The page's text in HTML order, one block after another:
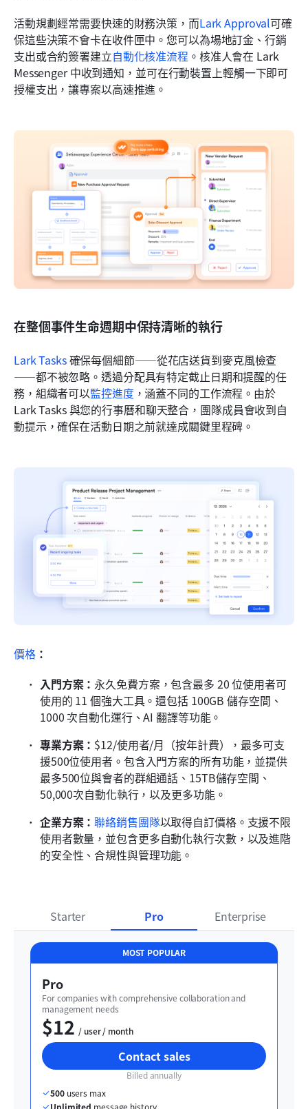
活動規劃經常需要快速的財務決策，而Lark Approval可確
保這些決策不會卡在收件匣中。您可以為場地訂金、行銷
支出或合約簽署建立自動化核准流程 。核准人會在 Lark
Messenger 中收到通知，並可在行動裝置上輕觸一下即可
授權支出，讓專案以高速推進。
在整個事件生命週期中保持清晰的執行
Lark Tasks 確保每個細節——從花店送貨到麥克風檢查
——都不被忽略。透過分配具有特定截止日期和提醒的任
務，組織者可以監控進度，涵蓋不同的工作流程。由於
Lark Tasks 與您的行事曆和聊天整合，團隊成員會收到自
動提示，確保在活動日期之前就達成關鍵里程碑。
價格：
入門方案： 永久免費方案，包含最多 20 位使用者可
使用的 11 個強大工具。還包括 100GB 儲存空間、
1000 次自動化運行、AI 翻譯等功能。
專業方案： $12/使用者/月（按年計費），最多可支
援500位使用者。包含入門方案的所有功能，並提供
最多500位與會者的群組通話、15TB儲存空間、
50,000次自動化執行，以及更多功能。
企業方案：聯絡銷售團隊以取得自訂價格。支援不限
使用者數量，並包含更多自動化執行次數，以及進階
的安全性、合規性與管理功能。
Starter Pro Enterprise
MOST POPULAR
Pro
For companies with comprehensive collaboration and
management needs
$12
  / user / month
Contact sales
Billed annually
500 users max